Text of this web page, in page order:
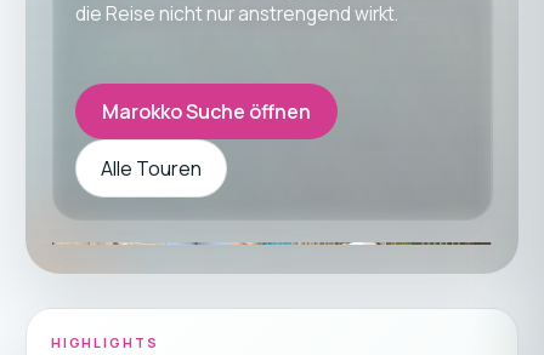
die Reise nicht nur anstrengend wirkt.
Marokko Suche öffnen
Alle Touren
HIGHLIGHTS